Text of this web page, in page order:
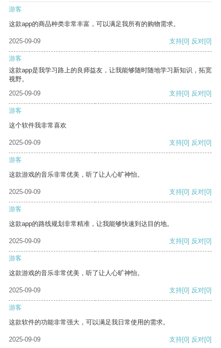
游客
这款app的商品种类非常丰富，可以满足我所有的购物需求。
2025-09-09 支持[0] 反对[0]
游客
这款app是我学习路上的良师益友，让我能够随时随地学习新知识，拓宽
视野。
2025-09-09
支持[0] 反对[0]
游客
这个软件我非常喜欢
2025-09-09 支持[0] 反对[0]
游客
这款游戏的音乐非常优美，听了让人心旷神怡。
2025-09-09 支持[0] 反对[0]
游客
这款app的路线规划非常精准，让我能够快速到达目的地。
2025-09-09 支持[0] 反对[0]
游客
这款游戏的音乐非常优美，听了让人心旷神怡。
2025-09-09 支持[0] 反对[0]
游客
这款软件的功能非常强大，可以满足我日常使用的需求。
2025-09-09 支持[0] 反对[0]